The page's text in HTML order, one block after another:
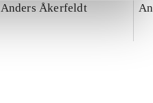
Anders Åkerfeldt